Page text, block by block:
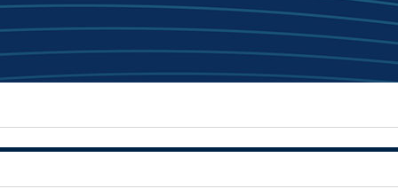
“PMI, Industria e Incentivi